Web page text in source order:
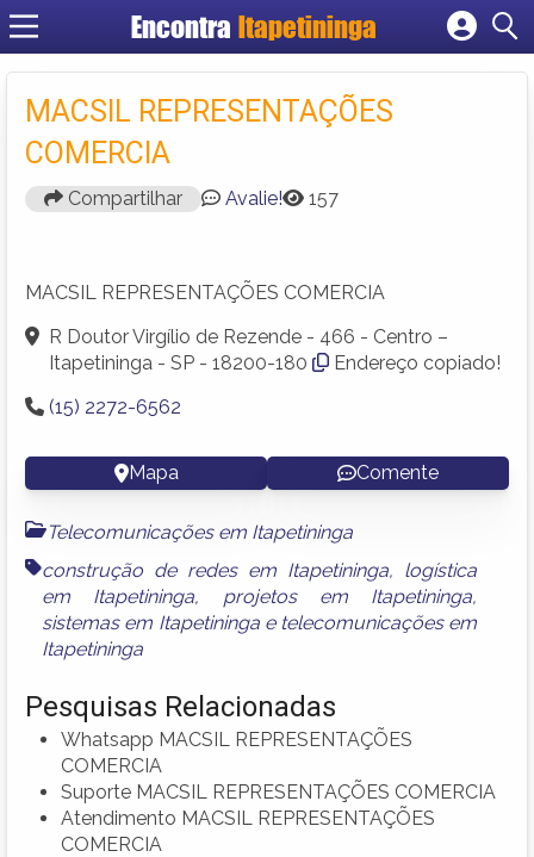
Encontra Itapetininga
Cadastrar empresa
Criar conta
MACSIL REPRESENTAÇÕES
COMERCIA
Compartilhar Avalie! 157
MACSIL REPRESENTAÇÕES COMERCIA
R Doutor Virgílio de Rezende - 466 - Centro –
Itapetininga - SP - 18200-180
Endereço copiado!
(15) 2272-6562
Mapa Comente
Telecomunicações em Itapetininga
construção de redes em Itapetininga, logística
em Itapetininga, projetos em Itapetininga,
sistemas em Itapetiningae telecomunicações em
Itapetininga
Pesquisas Relacionadas
Whatsapp MACSIL REPRESENTAÇÕES
COMERCIA
Suporte MACSIL REPRESENTAÇÕES COMERCIA
Atendimento MACSIL REPRESENTAÇÕES
COMERCIA